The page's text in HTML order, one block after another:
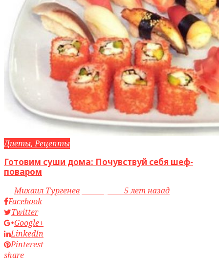
Диеты, Рецепты
Готовим суши дома: Почувствуй себя шеф-
поваром
byМихаил Тургенев
5 лет назад
Facebook
Twitter
Google+
LinkedIn
Pinterest
share